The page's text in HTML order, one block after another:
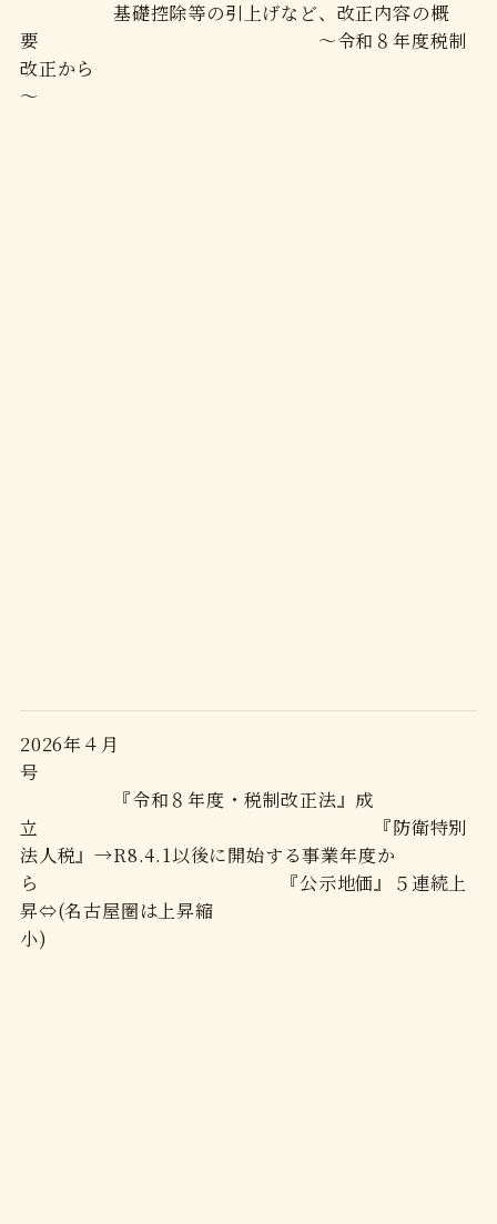
基礎控除等の引上げなど、改正内容の概
要 ～令和８年度税制
改正から
～
2026年４月
号
『令和８年度・税制改正法』成
立 『防衛特別
法人税』→R8.4.1以後に開始する事業年度か
ら 『公示地価』５連続上
昇⇔(名古屋圏は上昇縮
小)